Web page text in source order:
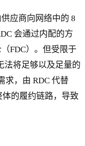
应商向网络中的 8
会通过内配的方
FDC）。但受限于
法将足够以及足量的
求，由 RDC 代替
的履约链路，导致